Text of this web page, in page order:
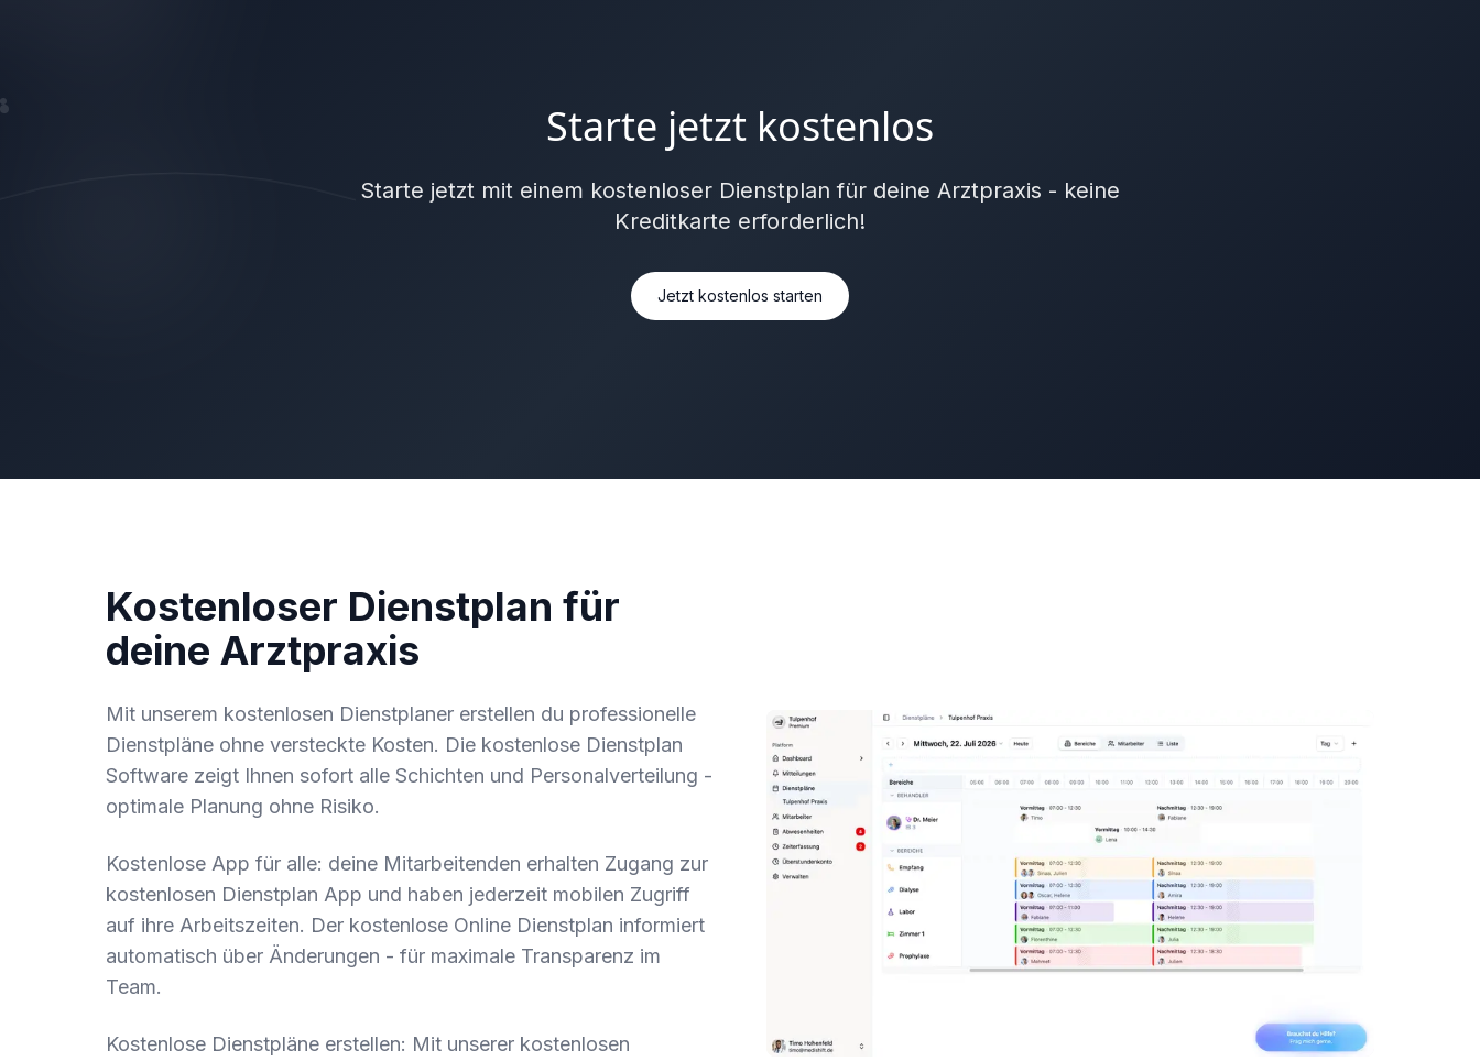
Starte jetzt kostenlos
Starte jetzt mit einem kostenloser Dienstplan für deine Arztpraxis - keine
Kreditkarte erforderlich!
Jetzt kostenlos starten
Kostenloser Dienstplan für
deine Arztpraxis
Mit unserem kostenlosen Dienstplaner erstellen du professionelle
Dienstpläne ohne versteckte Kosten. Die kostenlose Dienstplan
Software zeigt Ihnen sofort alle Schichten und Personalverteilung -
optimale Planung ohne Risiko.
Kostenlose App für alle: deine Mitarbeitenden erhalten Zugang zur
kostenlosen Dienstplan App und haben jederzeit mobilen Zugriff
auf ihre Arbeitszeiten. Der kostenlose Online Dienstplan informiert
automatisch über Änderungen - für maximale Transparenz im
Team.
Kostenlose Dienstpläne erstellen: Mit unserer kostenlosen